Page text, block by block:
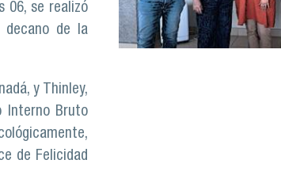
06, se realizó
decano de la
y Thinley,
Interno Bruto
de Felicidad